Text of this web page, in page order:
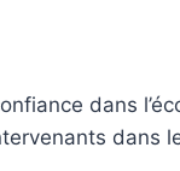
dans
dans